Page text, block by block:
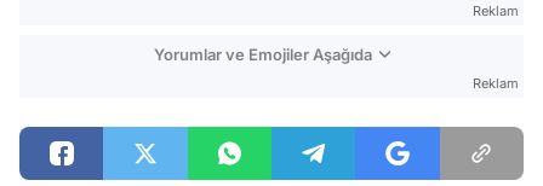
Reklam
Yorumlar ve Emojiler Aşağıda
Reklam